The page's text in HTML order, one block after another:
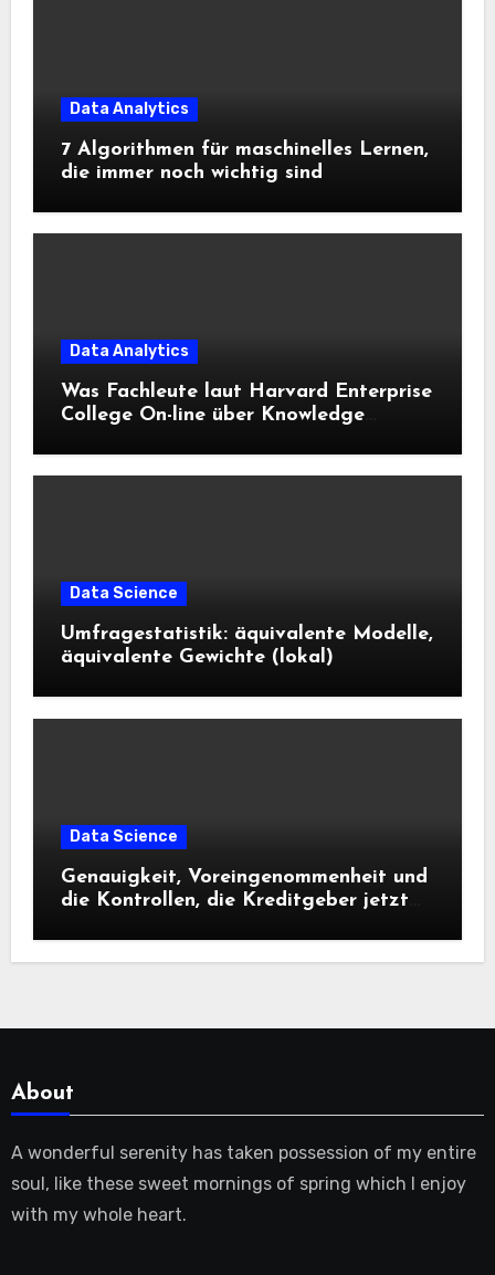
Data Analytics
7 Algorithmen für maschinelles Lernen,
die immer noch wichtig sind
Data Analytics
Was Fachleute laut Harvard Enterprise
College On-line über Knowledge
Data Science
Umfragestatistik: äquivalente Modelle,
äquivalente Gewichte (lokal)
Data Science
Genauigkeit, Voreingenommenheit und
die Kontrollen, die Kreditgeber jetzt
About
A wonderful serenity has taken possession of my entire
soul, like these sweet mornings of spring which I enjoy
with my whole heart.